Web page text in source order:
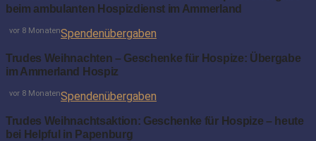
beim ambulanten Hospizdienst im Ammerland
Spendenübergaben
vor 8 Monaten
Trudes Weihnachten – Geschenke für Hospize: Übergabe
im Ammerland Hospiz
Spendenübergaben
vor 8 Monaten
Trudes Weihnachtsaktion: Geschenke für Hospize – heute
bei Helpful in Papenburg